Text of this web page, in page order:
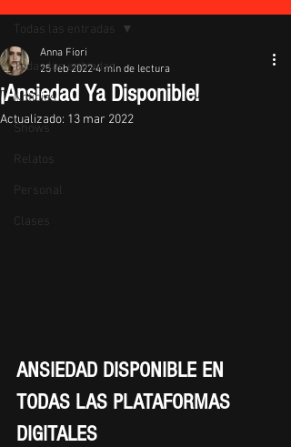
Todas las entradas
Noticias
Shows
Relatos
Personal
Clases
Todas las entradas
¡Ansiedad Ya Disponible!
Anna Fiori
25 feb 2022 4 min de lectura
Actualizado: 13 mar 2022
ANSIEDAD DISPONIBLE EN
TODAS LAS PLATAFORMAS
DIGITALES